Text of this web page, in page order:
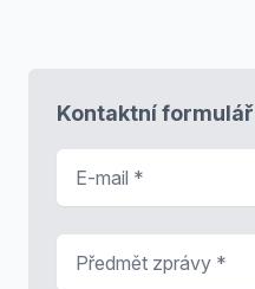
Kontaktní formulář